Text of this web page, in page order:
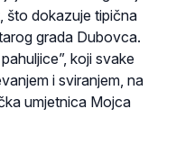
što dokazuje tipična
grada Dubovca.
koji svake
i sviranjem, na
umjetnica Mojca